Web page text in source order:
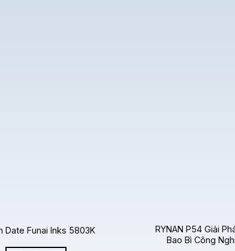
chuẩn công nghiệp cao nhất.
người vận hành cấu hình máy in chính xác nhất
Date Funai Inks 5803K
RYNAN P54 Giải
Bao Bì Công